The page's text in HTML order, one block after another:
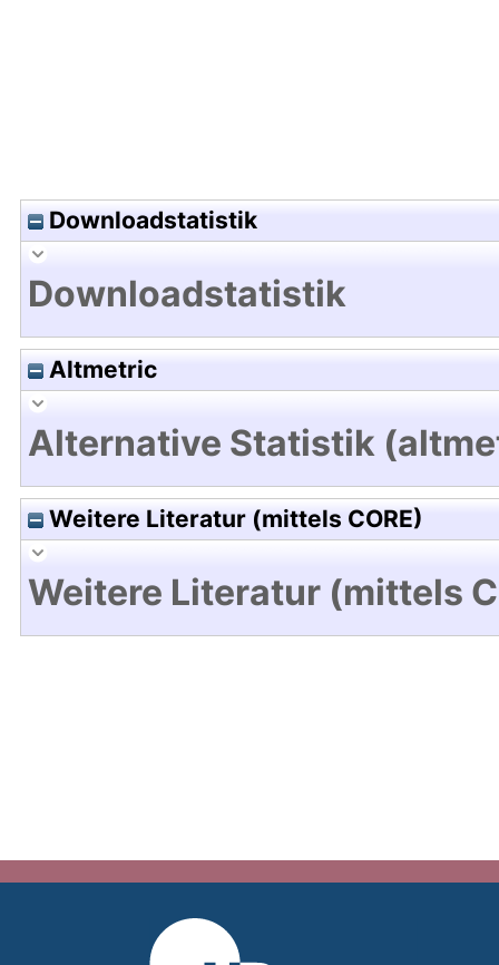
Downloadstatistik
Downloadstatistik
Altmetric
Alternative Statistik
Weitere Literatur (mittels CORE)
Weitere Literatur (mittels